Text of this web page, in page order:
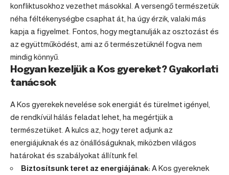
konfliktusokhoz vezethet másokkal. A versengő természetük
néha féltékenységbe csaphat át, ha úgy érzik, valaki más
kapja a figyelmet. Fontos, hogy megtanulják az osztozást és
az együttműködést, ami az ő természetüknél fogva nem
mindig könnyű.
Hogyan kezeljük a Kos gyereket? Gyakorlati
tanácsok
A Kos gyerekek nevelése sok energiát és türelmet igényel,
de rendkívül hálás feladat lehet, ha megértjük a
természetüket. A kulcs az, hogy teret adjunk az
energiájuknak és az önállóságuknak, miközben világos
határokat és szabályokat állítunk fel.
Biztosítsunk teret az energiájának: A Kos gyereknek